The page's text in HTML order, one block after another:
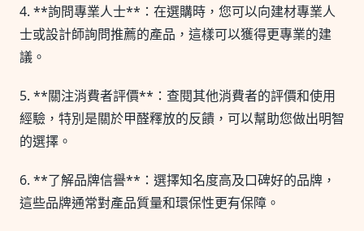
4. **詢問專業人士**：在選購時，您可以向建材專業人
士或設計師詢問推薦的產品，這樣可以獲得更專業的建
議。
5. **關注消費者評價**：查閱其他消費者的評價和使用
經驗，特別是關於甲醛釋放的反饋，可以幫助您做出明智
的選擇。
6. **了解品牌信譽**：選擇知名度高及口碑好的品牌，
這些品牌通常對產品質量和環保性更有保障。